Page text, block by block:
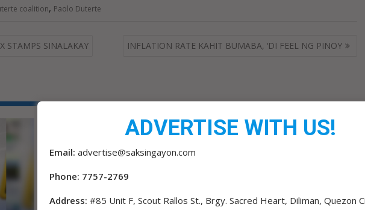
coalition, Paolo Duterte
STAMPS SINALAKAY INFLATION RATE KAHIT BUMABA, ‘DI FEEL NG PINOY
ADVERTISE WITH US!
Email: advertise@saksingayon.com
Phone: 7757-2769
Address: #85 Unit F, Scout Rallos St., Brgy. Sacred Heart, Diliman, Quezon